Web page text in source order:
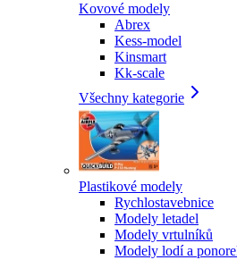
Kovové modely
Abrex
Kess-model
Kinsmart
Kk-scale
Všechny kategorie
Plastikové modely
Rychlostavebnice
Modely letadel
Modely vrtulníků
Modely lodí a